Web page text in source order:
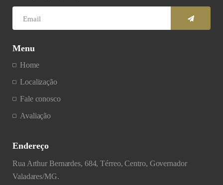
Menu
Home
Localização
Fale conosco
Avaliação
Endereço
Rua Arthur Bernardes, 684, Térreo, Centro, Governador
Valadares/MG.